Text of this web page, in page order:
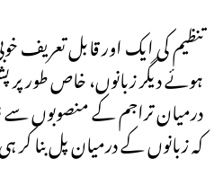
تنظیم کی ایک اور قابل تعریف
ہوئے دیگر زبانوں، خاص طور پر
درمیان تراجم کے منصوبوں سے
کہ زبانوں کے درمیان پل بنا